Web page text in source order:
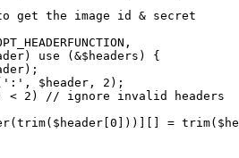
get the image id & secret
use (&$headers) {
$header, 2);
< 2) // ignore invalid headers
=